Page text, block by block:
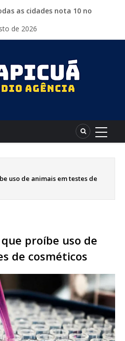
as cidades nota 10 no
16 profissões que devem crescer
a Expolucas em Lucas do Rio
que altera regras para piso
rodeio e parque de diversões
de 2026
uso de animais em testes de
proíbe uso de
de cosméticos